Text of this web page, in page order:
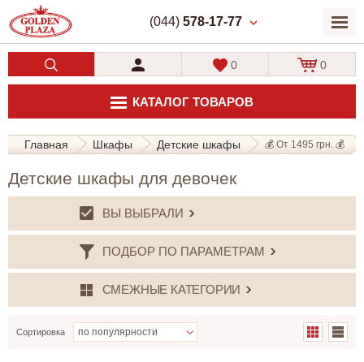
(044) 578-17-77
КАТАЛОГ ТОВАРОВ
0 0
Главная Шкафы Детские шкафы 💰 От 1495 грн. 💰
Детские шкафы для девочек
ВЫ ВЫБРАЛИ
ПОДБОР ПО ПАРАМЕТРАМ
СМЕЖНЫЕ КАТЕГОРИИ
Сортировка